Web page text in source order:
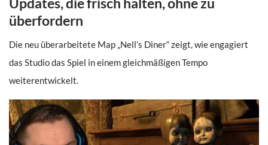
überfordern
Die neu überarbeitete Map „Nell’s Diner“ zeigt, wie engagiert
das Studio das Spiel in einem gleichmäßigen Tempo
weiterentwickelt.